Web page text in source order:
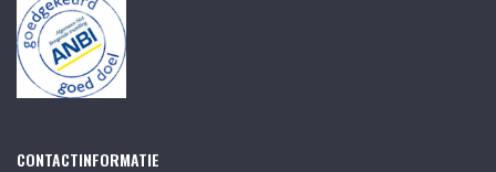
CONTACTINFORMATIE